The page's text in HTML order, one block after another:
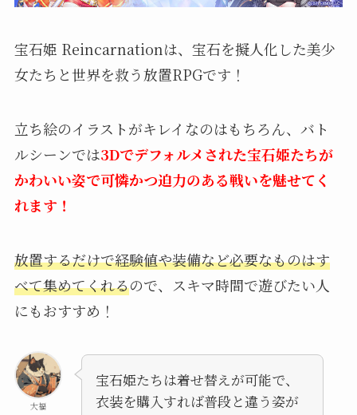
宝石姫 Reincarnationは、宝石を擬人化した美少
女たちと世界を救う放置RPGです！
立ち絵のイラストがキレイなのはもちろん、バト
ルシーンでは3Dでデフォルメされた宝石姫たちが
かわいい姿で可憐かつ迫力のある戦いを魅せてく
れます！
放置するだけで経験値や装備など必要なものはす
べて集めてくれるので、スキマ時間で遊びたい人
にもおすすめ！
大福
宝石姫たちは着せ替えが可能で、
衣装を購入すれば普段と違う姿が